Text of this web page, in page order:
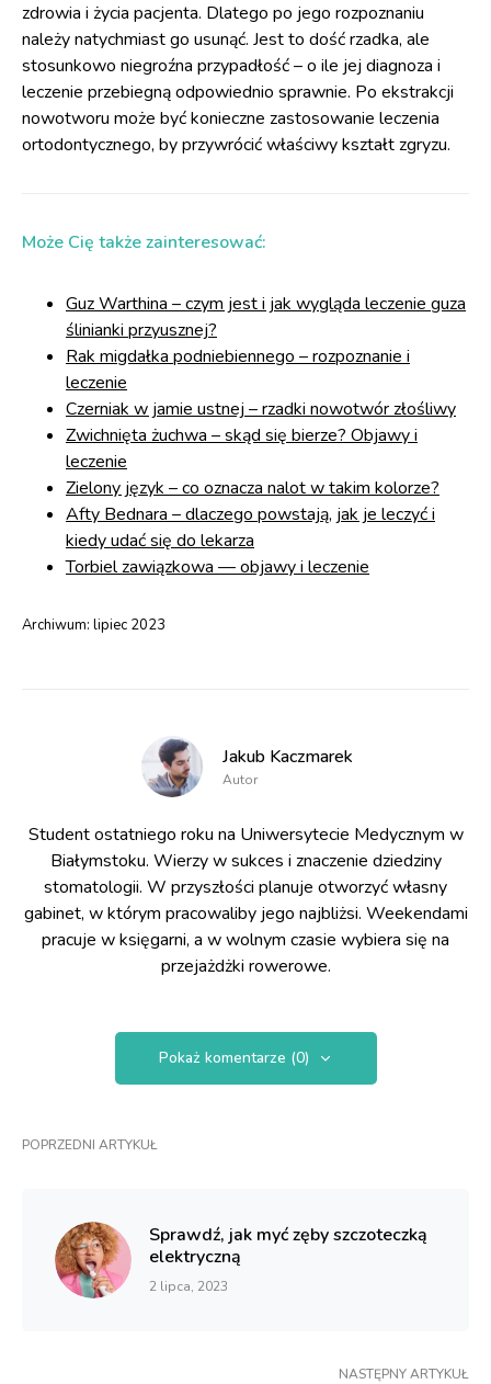
zdrowia i życia pacjenta. Dlatego po jego rozpoznaniu
należy natychmiast go usunąć. Jest to dość rzadka, ale
stosunkowo niegroźna przypadłość – o ile jej diagnoza i
leczenie przebiegną odpowiednio sprawnie. Po ekstrakcji
nowotworu może być konieczne zastosowanie leczenia
ortodontycznego, by przywrócić właściwy kształt zgryzu.
Może Cię także zainteresować:
Guz Warthina – czym jest i jak wygląda leczenie guza
ślinianki przyusznej?
Rak migdałka podniebiennego – rozpoznanie i
leczenie
Czerniak w jamie ustnej – rzadki nowotwór złośliwy
Zwichnięta żuchwa – skąd się bierze? Objawy i
leczenie
Zielony język – co oznacza nalot w takim kolorze?
Afty Bednara – dlaczego powstają, jak je leczyć i
kiedy udać się do lekarza
Torbiel zawiązkowa — objawy i leczenie
Archiwum: lipiec 2023
Jakub Kaczmarek
Autor
Student ostatniego roku na Uniwersytecie Medycznym w
Białymstoku. Wierzy w sukces i znaczenie dziedziny
stomatologii. W przyszłości planuje otworzyć własny
gabinet, w którym pracowaliby jego najbliżsi. Weekendami
pracuje w księgarni, a w wolnym czasie wybiera się na
przejażdżki rowerowe.
Pokaż komentarze (0)
POPRZEDNI ARTYKUŁ
Sprawdź, jak myć zęby szczoteczką
elektryczną
2 lipca, 2023
NASTĘPNY ARTYKUŁ